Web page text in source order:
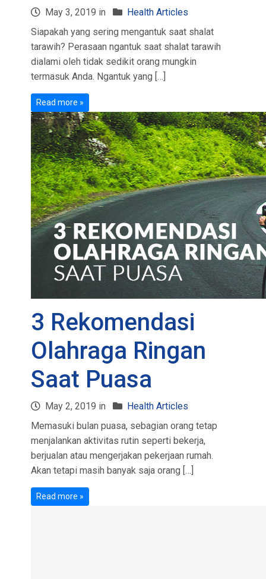
May 3, 2019 in
Health Articles
Siapakah yang sering mengantuk saat shalat
tarawih? Perasaan ngantuk saat shalat tarawih
dialami oleh tidak sedikit orang mungkin
termasuk Anda. Ngantuk yang […]
Read more »
3 Rekomendasi
Olahraga Ringan
Saat Puasa
May 2, 2019 in
Health Articles
Memasuki bulan puasa, sebagian orang tetap
menjalankan aktivitas rutin seperti bekerja,
berjualan atau mengerjakan pekerjaan rumah.
Akan tetapi masih banyak saja orang […]
Read more »